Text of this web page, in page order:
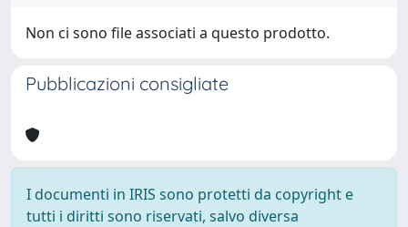
Non ci sono file associati a questo prodotto.
Pubblicazioni consigliate
I documenti in IRIS sono protetti da copyright e
tutti i diritti sono riservati, salvo diversa